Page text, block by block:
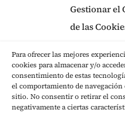
Gestionar el
de las
Para ofrecer las mejores
cookies para almacenar y/o
consentimiento de estas
el comportamiento de
sitio. No consentir o retirar el
negativamente a ciertas
The Unanswered
Question | Charles
Ives